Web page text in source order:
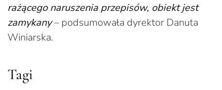
rażącego naruszenia przepisów, obiekt jest
zamykany– podsumowała dyrektor Danuta
Winiarska.
Tagi